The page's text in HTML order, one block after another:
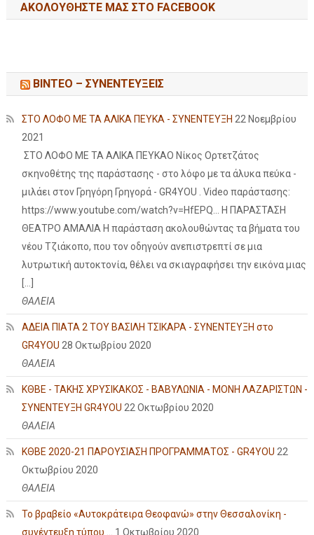
ΑΚΟΛΟΥΘΉΣΤΕ ΜΑΣ ΣΤΟ FACEBOOK
ΒΙΝΤΕΟ – ΣΥΝΕΝΤΕΥΞΕΙΣ
ΣΤΟ ΛΟΦΟ ΜΕ ΤΑ ΑΛΙΚΑ ΠΕΥΚΑ - ΣΥΝΕΝΤΕΥΞΗ 22 Νοεμβρίου
2021
ΣΤΟ ΛΟΦΟ ΜΕ ΤΑ ΑΛΙΚΑ ΠΕΥΚΑΟ Νίκος Ορτετζάτος
σκηνοθέτης της παράστασης - στο λόφο με τα άλυκα πεύκα -
μιλάει στον Γρηγόρη Γρηγορά - GR4YOU . Video παράστασης:
https://www.youtube.com/watch?v=HfEPQ... Η ΠΑΡΑΣΤΑΣΗ
ΘΕΑΤΡΟ ΑΜΑΛΙΑ Η παράσταση ακολουθώντας τα βήματα του
νέου Τζιάκοπο, που τον οδηγούν ανεπιστρεπτί σε μια
λυτρωτική αυτοκτονία, θέλει να σκιαγραφήσει την εικόνα μιας
[…]
ΘΑΛΕΙΑ
ΑΔΕΙΑ ΠΙΑΤΑ 2 ΤΟΥ ΒΑΣΙΛΗ ΤΣΙΚΑΡΑ - ΣΥΝΕΝΤΕΥΞΗ στο
GR4YOU 28 Οκτωβρίου 2020
ΘΑΛΕΙΑ
ΚΘΒΕ - ΤΑΚΗΣ ΧΡΥΣΙΚΑΚΟΣ - ΒΑΒΥΛΩΝΙΑ - ΜΟΝΗ ΛΑΖΑΡΙΣΤΩΝ -
ΣΥΝΕΝΤΕΥΞΗ GR4YOU 22 Οκτωβρίου 2020
ΘΑΛΕΙΑ
ΚΘΒΕ 2020-21 ΠΑΡΟΥΣΙΑΣΗ ΠΡΟΓΡΑΜΜΑΤΟΣ - GR4YOU 22
Οκτωβρίου 2020
ΘΑΛΕΙΑ
Το βραβείο «Αυτοκράτειρα Θεοφανώ» στην Θεσσαλονίκη -
συνέντευξη τύπου ... 1 Οκτωβρίου 2020